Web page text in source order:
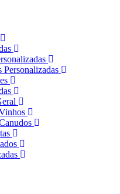
Personalizadas